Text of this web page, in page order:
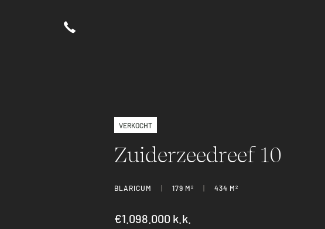
VERKOCHT
Zuiderzeedreef 10
BLARICUM 179 M 2 434 M 2
€1.098.000 k.k.